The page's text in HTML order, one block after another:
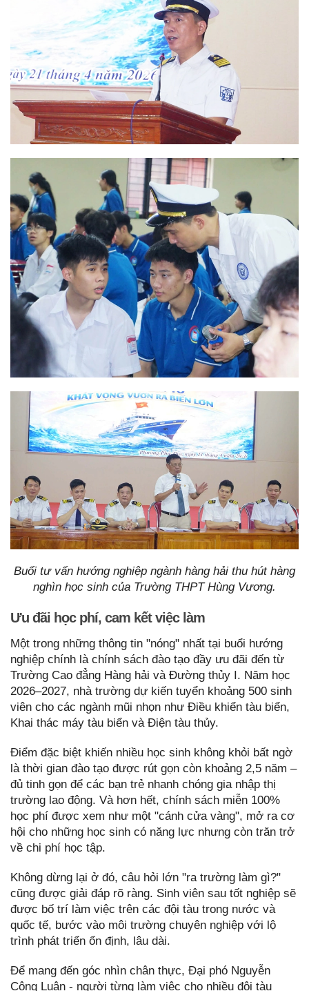
Buổi tư vấn hướng nghiệp ngành hàng hải thu hút hàng
nghìn học sinh của Trường THPT Hùng Vương.
Ưu đãi học phí, cam kết việc làm
Một trong những thông tin "nóng" nhất tại buổi hướng
nghiệp chính là chính sách đào tạo đầy ưu đãi đến từ
Trường Cao đẳng Hàng hải và Đường thủy I. Năm học
2026–2027, nhà trường dự kiến tuyển khoảng 500 sinh
viên cho các ngành mũi nhọn như Điều khiển tàu biển,
Khai thác máy tàu biển và Điện tàu thủy.
Điểm đặc biệt khiến nhiều học sinh không khỏi bất ngờ
là thời gian đào tạo được rút gọn còn khoảng 2,5 năm –
đủ tinh gọn để các bạn trẻ nhanh chóng gia nhập thị
trường lao động. Và hơn hết, chính sách miễn 100%
học phí được xem như một "cánh cửa vàng", mở ra cơ
hội cho những học sinh có năng lực nhưng còn trăn trở
về chi phí học tập.
Không dừng lại ở đó, câu hỏi lớn "ra trường làm gì?"
cũng được giải đáp rõ ràng. Sinh viên sau tốt nghiệp sẽ
được bố trí làm việc trên các đội tàu trong nước và
quốc tế, bước vào môi trường chuyên nghiệp với lộ
trình phát triển ổn định, lâu dài.
Để mang đến góc nhìn chân thực, Đại phó Nguyễn
Công Luận - người từng làm việc cho nhiều đội tàu